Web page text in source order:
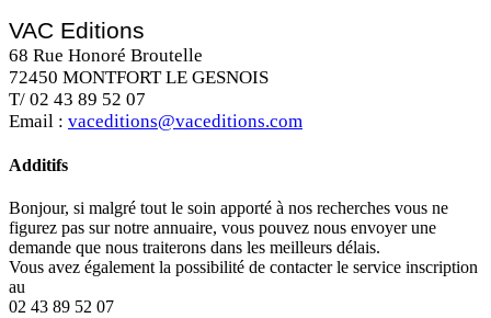
VAC Editions
68 Rue Honoré Broutelle
72450 MONTFORT LE GESNOIS
T/ 02 43 89 52 07
Email : vaceditions@vaceditions.com
Additifs
Bonjour, si malgré tout le soin apporté à nos recherches vous ne
figurez pas sur notre annuaire, vous pouvez nous envoyer une
demande que nous traiterons dans les meilleurs délais.
Vous avez également la possibilité de contacter le service inscription
au
02 43 89 52 07